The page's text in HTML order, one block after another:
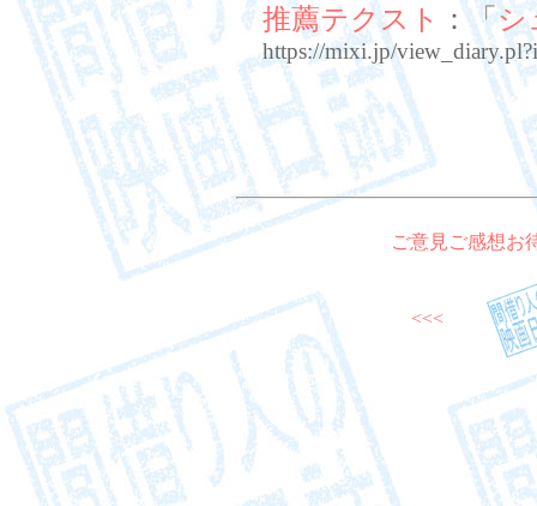
推薦テクスト ：「シ
https://mixi.jp/
ご意見ご感想お
<<<